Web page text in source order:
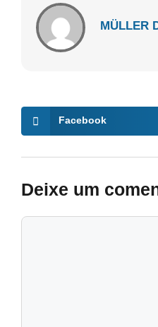
MÜLLER
Facebook
Deixe um